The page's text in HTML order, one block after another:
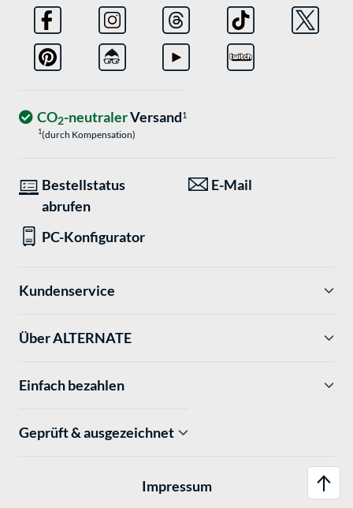
CO2-neutralerVersand1
1(durch Kompensation)
Bestellstatus
abrufen
E-Mail
PC-Konfigurator
Kundenservice
Über ALTERNATE
Einfach bezahlen
Geprüft & ausgezeichnet
Impressum